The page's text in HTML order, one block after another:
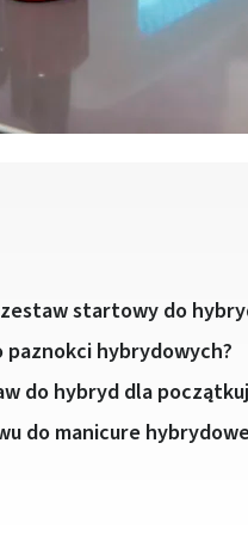
startowy do
hybrydowych?
do hybryd dla
do manicure